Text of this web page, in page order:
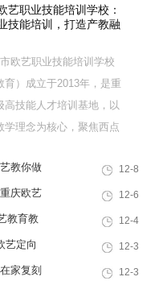
艺职业技能培训学校：
技能培训，打造产教融
欧艺职业技能培训学校
育）成立于2013年，是重
高技能人才培训基地，以
学理念为核心，聚焦西点
致力于培养兼具社会责任
思维的复合型行业高技能
集技能培训、证书认定、
教你做
12-8
庆欧艺
12-6
教育教
12-4
艺定向
12-3
家复刻
12-3